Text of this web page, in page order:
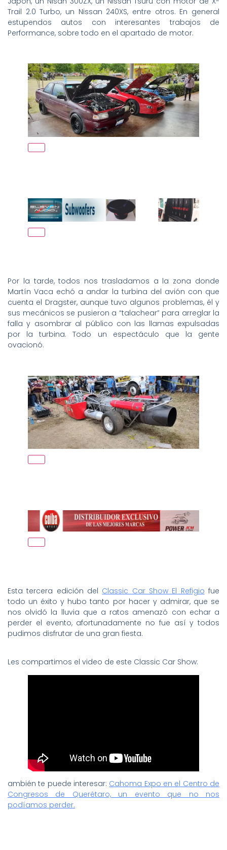
Trail 2.0 Turbo, un Nissan 240XS, entre otros. En general
estupendos autos con interesantes trabajos de
Performance, sobre todo en el apartado de motor.
Por la tarde, todos nos trasladamos a la zona donde
Martín Vaca echó a andar la turbina del avión con que
cuenta el Dragster, aunque tuvo algunos problemas, él y
sus mecánicos se pusieron a “talachear” para arreglar la
falla y asombrar al público con las llamas expulsadas
por la turbina. Todo un espectáculo que la gente
ovacionó.
Esta tercera edición del Classic Car Show El Refigio fue
todo un éxito y hubo tanto por hacer y admirar, que se
nos olvidó la lluvia que a ratos amenazó con echar a
perder el evento, afortunadamente no fue así y todos
pudimos disfrutar de una gran fiesta.
Les compartimos el video de este Classic Car Show:
ambién te puede interesar: Cahoma Expo en el Centro de
Congresos de Querétaro, un evento que no nos
podíamos perder.